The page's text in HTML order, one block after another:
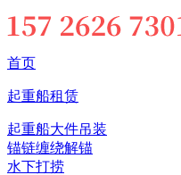
首页
起重船租赁
起重船大件吊装
锚链缠绕解锚
水下打捞